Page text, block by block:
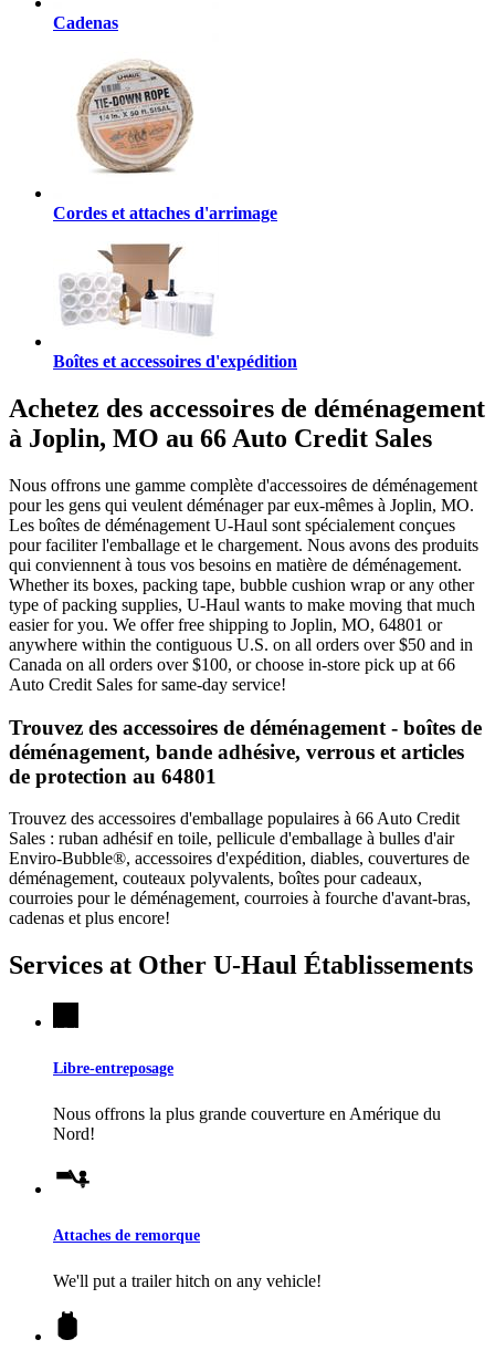
Cadenas
Cordes et attaches d'arrimage
Boîtes et accessoires d'expédition
Achetez des accessoires de déménagement
à Joplin, MO au 66 Auto Credit Sales
Nous offrons une gamme complète d'accessoires de déménagement
pour les gens qui veulent déménager par eux-mêmes à Joplin, MO.
Les boîtes de déménagement U-Haul sont spécialement conçues
pour faciliter l'emballage et le chargement. Nous avons des produits
qui conviennent à tous vos besoins en matière de déménagement.
Whether its boxes, packing tape, bubble cushion wrap or any other
type of packing supplies, U-Haul wants to make moving that much
easier for you. We offer free shipping to Joplin, MO, 64801 or
anywhere within the contiguous U.S. on all orders over $50 and in
Canada on all orders over $100, or choose in-store pick up at 66
Auto Credit Sales for same-day service!
Trouvez des accessoires de déménagement - boîtes de
déménagement, bande adhésive, verrous et articles
de protection au 64801
Trouvez des accessoires d'emballage populaires à 66 Auto Credit
Sales : ruban adhésif en toile, pellicule d'emballage à bulles d'air
Enviro-Bubble®, accessoires d'expédition, diables, couvertures de
déménagement, couteaux polyvalents, boîtes pour cadeaux,
courroies pour le déménagement, courroies à fourche d'avant-bras,
cadenas et plus encore!
Services at Other U-Haul Établissements
Libre-entreposage
Nous offrons la plus grande couverture en Amérique du
Nord!
Attaches de remorque
We'll put a trailer hitch on any vehicle!